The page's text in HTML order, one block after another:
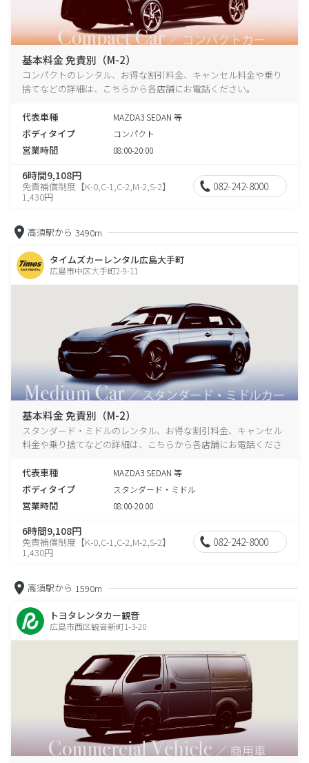
基本料金 免責別（M-2）
コンパクトのレンタル、お得な割引料金、キャンセル料金や乗り
捨てなどの詳細は、こちらから各店舗にお電話ください。
代表車種 MAZDA3 SEDAN 等
ボディタイプ コンパクト
営業時間 08:00-20:00
6時間9,108円
免責補償制度【K-0,C-1,C-2,M-2,S-2】
1,430円
082-242-8000
高須駅から 3490m
タイムズカーレンタル広島大手町
広島市中区大手町2-9-11
基本料金 免責別（M-2）
スタンダード・ミドルのレンタル、お得な割引料金、キャンセル
料金や乗り捨てなどの詳細は、こちらから各店舗にお電話くださ
代表車種
MAZDA3 SEDAN 等
ボディタイプ スタンダード・ミドル
営業時間 08:00-20:00
6時間9,108円
免責補償制度【K-0,C-1,C-2,M-2,S-2】
1,430円
082-242-8000
高須駅から 1590m
トヨタレンタカー観音
広島市西区観音新町1-3-20